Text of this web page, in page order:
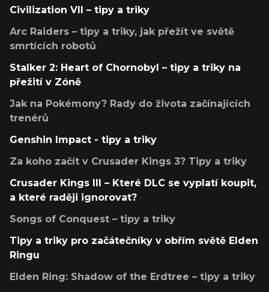
Civilization VII – tipy a triky
Arc Raiders – tipy a triky, jak přežít ve světě
smrtících robotů
Stalker 2: Heart of Chornobyl – tipy a triky na
přežití v Zóně
Jak na Pokémony? Rady do života začínajících
trenérů
Genshin Impact - tipy a triky
Za koho začít v Crusader Kings 3? Tipy a triky
Crusader Kings III – Které DLC se vyplatí koupit,
a které raději ignorovat?
Songs of Conquest – tipy a triky
Tipy a triky pro začátečníky v obřím světě Elden
Ringu
Elden Ring: Shadow of the Erdtree – tipy a triky